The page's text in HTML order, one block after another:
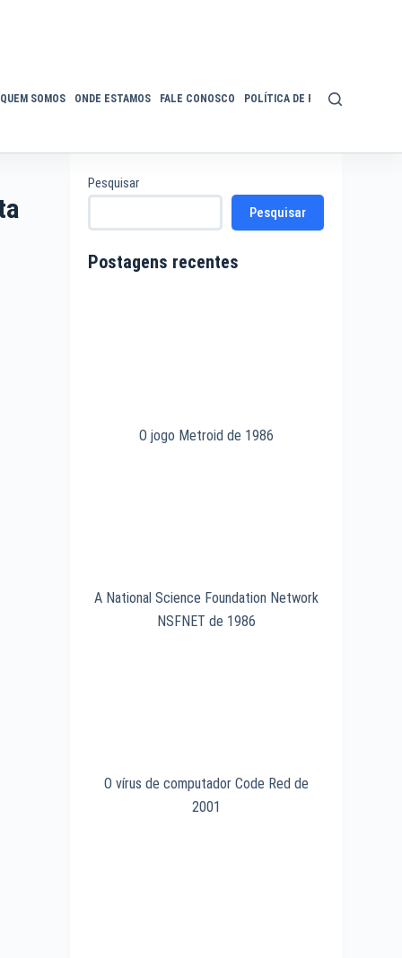
QUEM SOMOS ONDE ESTAMOS FALE CONOSCO POLÍTICA DE PRIVACIDADE
Pesquisar
Pesquisar
Postagens recentes
O jogo Metroid de 1986
A National Science Foundation Network
NSFNET de 1986
O vírus de computador Code Red de
2001